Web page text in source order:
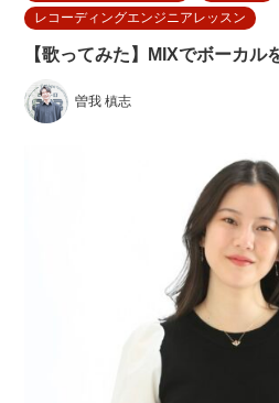
レコーディングエンジニアレッスン
【歌ってみた】MIXでボーカル
曽我 槙志